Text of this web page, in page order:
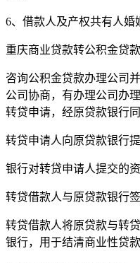
6、借款人及产权共有人婚
重庆商业贷款转公积金贷
咨询公积金贷款办理公司
公司协商，有办理公司办
转贷申请，经原贷款银行
转贷申请人向原贷款银行
银行对转贷申请人提交的
转贷借款人与原贷款银行
转贷借款人将原贷款与转
银行，用于结清商业性贷款